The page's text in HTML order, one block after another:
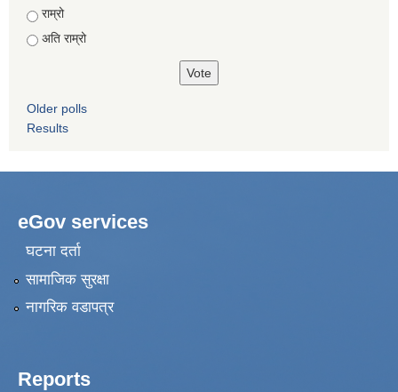
राम्रो
अति राम्रो
Older polls
Results
eGov services
घटना दर्ता
सामाजिक सुरक्षा
नागरिक वडापत्र
Reports